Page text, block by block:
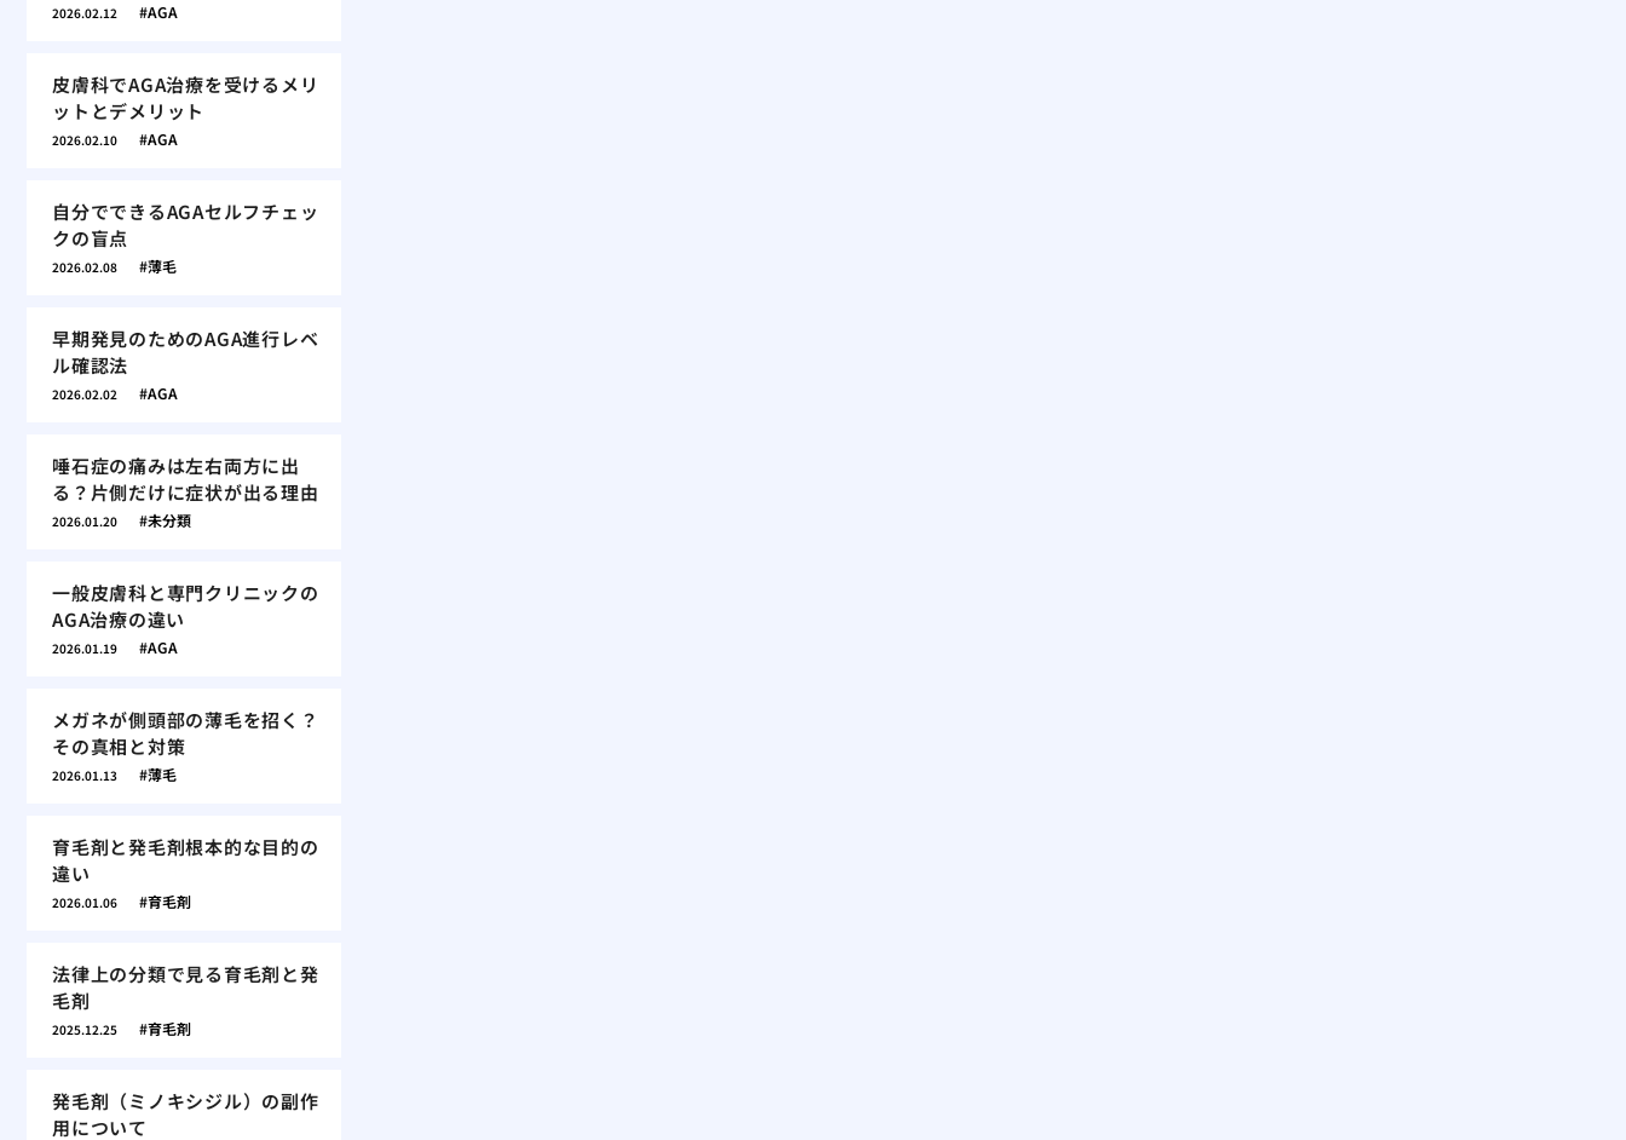
2026.02.12 AGA
皮膚科でAGA治療を受けるメリ
ットとデメリット
2026.02.10 AGA
自分でできるAGAセルフチェッ
クの盲点
2026.02.08 薄毛
早期発見のためのAGA進行レベ
ル確認法
2026.02.02 AGA
唾石症の痛みは左右両方に出
る？片側だけに症状が出る理由
2026.01.20 未分類
一般皮膚科と専門クリニックの
AGA治療の違い
2026.01.19 AGA
メガネが側頭部の薄毛を招く？
その真相と対策
2026.01.13 薄毛
育毛剤と発毛剤根本的な目的の
違い
2026.01.06 育毛剤
法律上の分類で見る育毛剤と発
毛剤
2025.12.25 育毛剤
発毛剤（ミノキシジル）の副作
用について